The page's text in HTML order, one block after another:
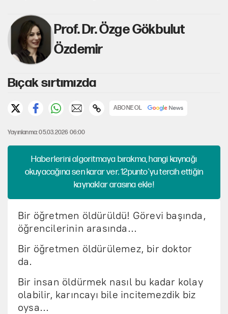
Prof. Dr. Özge Gökbulut
Özdemir
Bıçak sırtımızda
ABONE OL
Yayınlanma: 05.03.2026 06:00
Haberlerini algoritmaya bırakma, hangi kaynağı
okuyacağına sen karar ver. 12punto'yu tercih ettiğin
kaynaklar arasına ekle!
Bir öğretmen öldürüldü! Görevi başında,
öğrencilerinin arasında…
Bir öğretmen öldürülemez, bir doktor
da.
Bir insan öldürmek nasıl bu kadar kolay
olabilir, karıncayı bile incitemezdik biz
oysa…